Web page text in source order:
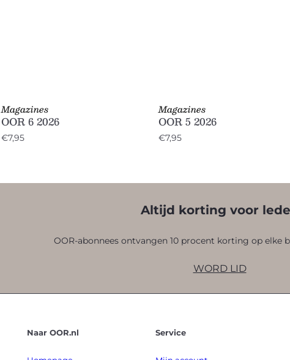
Magazines
OOR 6 2026
€7,95
Magazines
OOR 5 2026
€7,95
Altijd korting voor
OOR-abonnees ontvangen 10 procent korting op elke
WORD LID
Naar OOR.nl Service